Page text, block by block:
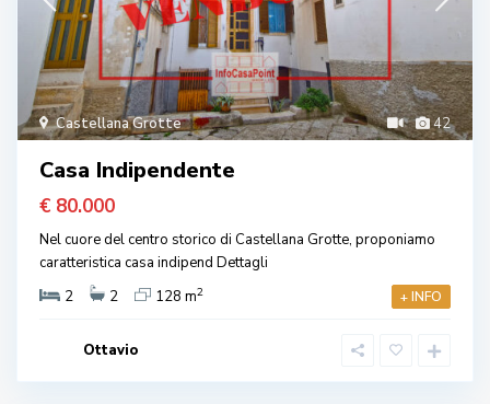
42
Castellana Grotte
Casa Indipendente
€ 80.000
Nel cuore del centro storico di Castellana Grotte, proponiamo
caratteristica casa indipend Dettagli
2
2 128 m2 + INFO
Ottavio